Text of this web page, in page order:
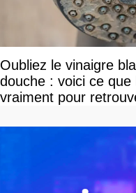
Oubliez le vinaigre
douche : voici ce
vraiment pour